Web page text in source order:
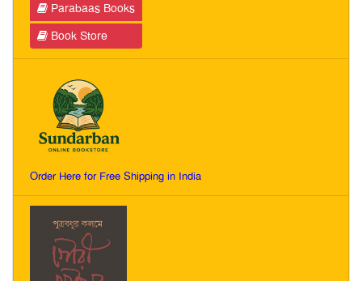
Parabaas Books
Book Store
Order Here for Free Shipping in India